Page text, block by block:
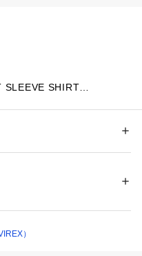
SLEEVE SHIRT
ドライ× タンブル乾燥× 吊り
）